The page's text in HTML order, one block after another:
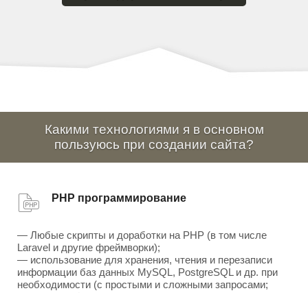
Какими технологиями я в основном
пользуюсь при создании сайта?
PHP программирование
— Любые скрипты и доработки на PHP (в том числе
Laravel и другие фреймворки);
— использование для хранения, чтения и перезаписи
информации баз данных MySQL, PostgreSQL и др. при
необходимости (с простыми и сложными запросами;